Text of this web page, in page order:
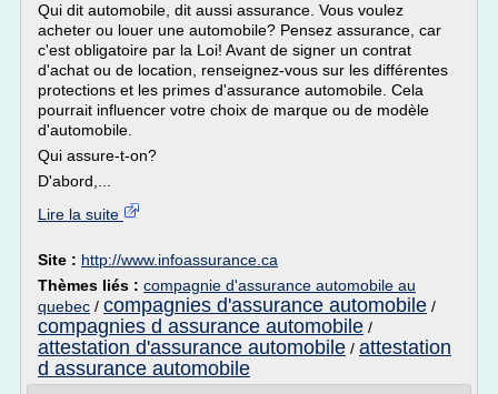
Qui dit automobile, dit aussi assurance. Vous voulez
acheter ou louer une automobile? Pensez assurance, car
c'est obligatoire par la Loi! Avant de signer un contrat
d'achat ou de location, renseignez-vous sur les différentes
protections et les primes d'assurance automobile. Cela
pourrait influencer votre choix de marque ou de modèle
d'automobile.
Qui assure-t-on?
D'abord,...
Lire la suite
Site : http://www.infoassurance.ca
Thèmes liés : compagnie d'assurance automobile au
quebec / compagnies d'assurance automobile /
compagnies d assurance automobile /
attestation d'assurance automobile / attestation
d assurance automobile